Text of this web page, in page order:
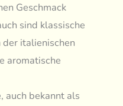
Geschmack
sind klassische
der italienischen
aromatische
auch bekannt als